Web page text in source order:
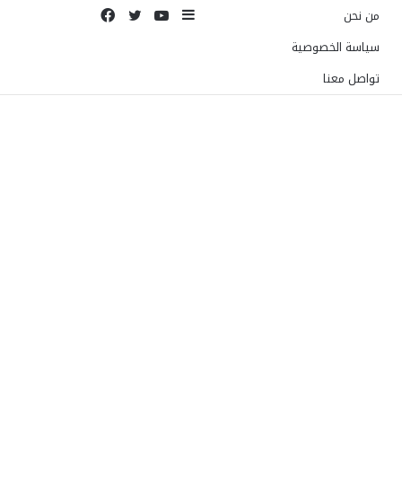
من نحن
سياسة الخصوصية
تواصل معنا
إضافة يوتيوبتويتر